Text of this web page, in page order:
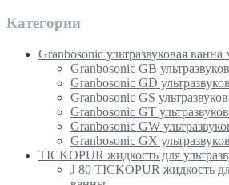
Категории
Granbosonic ультразвуковая ванна
Granbosonic GB
Granbosonic GD
Granbosonic GS
Granbosonic GT
Granbosonic GW
Granbosonic GX
TICKOPUR жидкость для
J 80 TICKOPUR жидкость